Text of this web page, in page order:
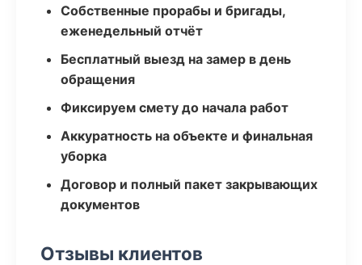
Собственные прорабы и бригады,
еженедельный отчёт
Бесплатный выезд на замер в день
обращения
Фиксируем смету до начала работ
Аккуратность на объекте и финальная
уборка
Договор и полный пакет закрывающих
документов
Отзывы клиентов